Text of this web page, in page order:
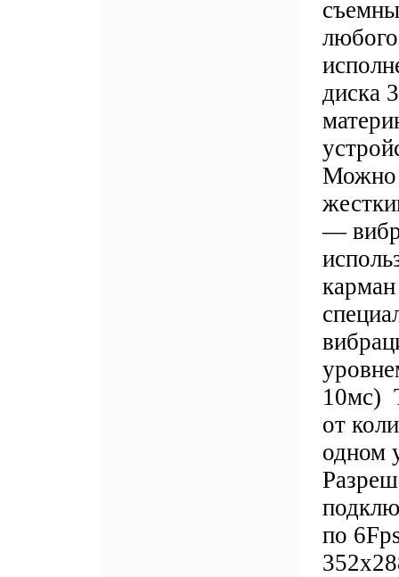
диска
Можно
—
10мс)
от
одном
по